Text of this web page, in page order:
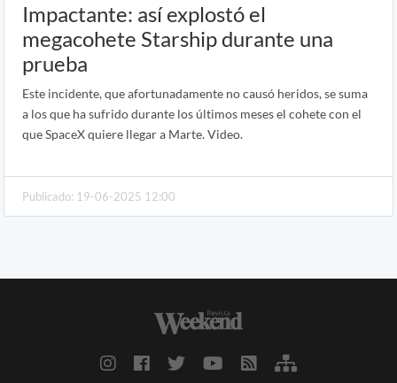
Impactante: así explostó el
megacohete Starship durante una
prueba
Este incidente, que afortunadamente no causó heridos, se suma
a los que ha sufrido durante los últimos meses el cohete con el
que SpaceX quiere llegar a Marte. Video.
Publicado: 19-06-2025 12:00